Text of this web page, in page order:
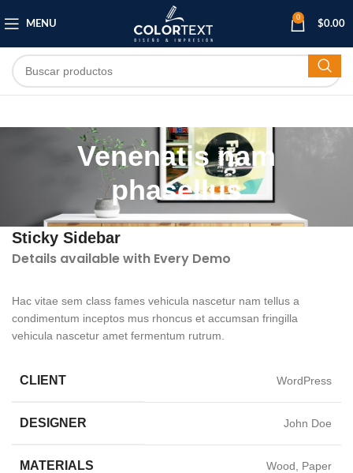
MENU
0
$0.00
Venenatis nam
phasellus
Sticky Sidebar
Details available with Every Demo
Hac vitae sem class fames vehicula nascetur nam tellus a
condimentum inceptos mus rhoncus et accumsan fringilla
vehicula nascetur amet fermentum rutrum.
CLIENT WordPress
DESIGNER John Doe
MATERIALS Wood, Paper